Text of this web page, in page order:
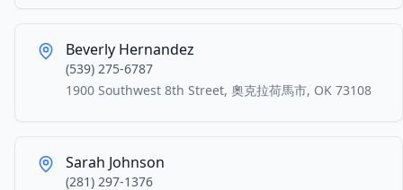
Beverly Hernandez
(539) 275-6787
1900 Southwest 8th Street, 奧克拉荷馬市, OK 73108
Sarah Johnson
(281) 297-1376